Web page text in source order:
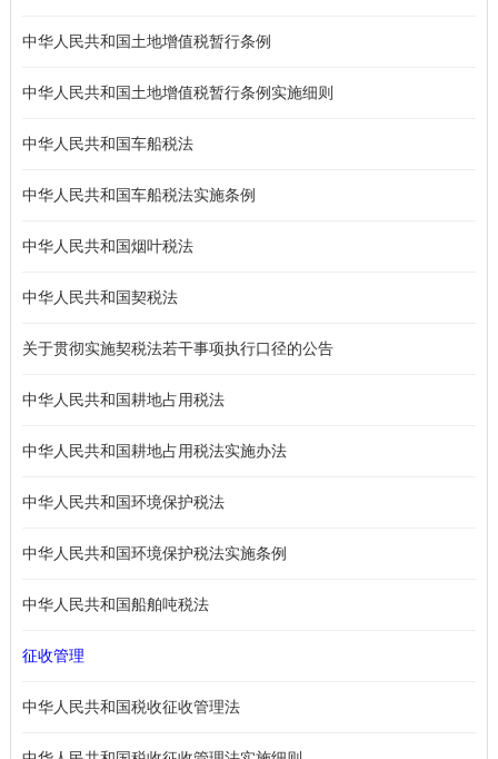
中华人民共和国土地增值税暂行条例
中华人民共和国土地增值税暂行条例实施细则
中华人民共和国车船税法
中华人民共和国车船税法实施条例
中华人民共和国烟叶税法
中华人民共和国契税法
关于贯彻实施契税法若干事项执行口径的公告
中华人民共和国耕地占用税法
中华人民共和国耕地占用税法实施办法
中华人民共和国环境保护税法
中华人民共和国环境保护税法实施条例
中华人民共和国船舶吨税法
征收管理
中华人民共和国税收征收管理法